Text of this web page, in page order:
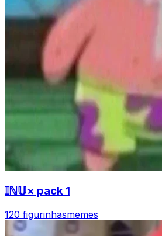
𝕀ℕ𝕌× pack 1
120 figurinhasmemes